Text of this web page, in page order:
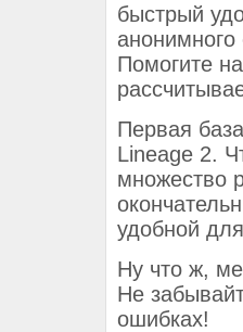
быстрый
Помогите
Первая
Lineage 2.
множество
удобной
Ну что ж,
Не
ошибках!